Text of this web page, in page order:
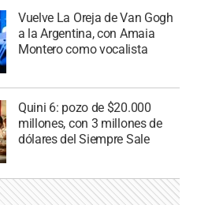
Vuelve La Oreja de Van Gogh
a la Argentina, con Amaia
Montero como vocalista
Quini 6: pozo de $20.000
millones, con 3 millones de
dólares del Siempre Sale